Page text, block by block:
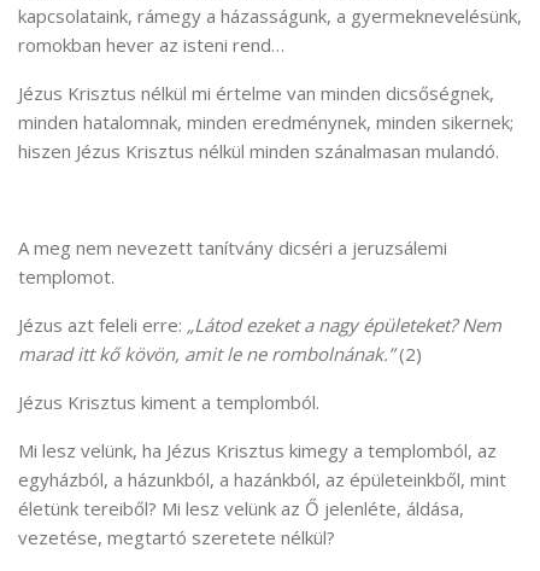
kapcsolataink, rámegy a házasságunk, a gyermeknevelésünk,
romokban hever az isteni rend…
Jézus Krisztus nélkül mi értelme van minden dicsőségnek,
minden hatalomnak, minden eredménynek, minden sikernek;
hiszen Jézus Krisztus nélkül minden szánalmasan mulandó.
A meg nem nevezett tanítvány dicséri a jeruzsálemi
templomot.
Jézus azt feleli erre: „Látod ezeket a nagy épületeket? Nem
marad itt kő kövön, amit le ne rombolnának.”(2)
Jézus Krisztus kiment a templomból.
Mi lesz velünk, ha Jézus Krisztus kimegy a templomból, az
egyházból, a házunkból, a hazánkból, az épületeinkből, mint
életünk tereiből? Mi lesz velünk az Ő jelenléte, áldása,
vezetése, megtartó szeretete nélkül?